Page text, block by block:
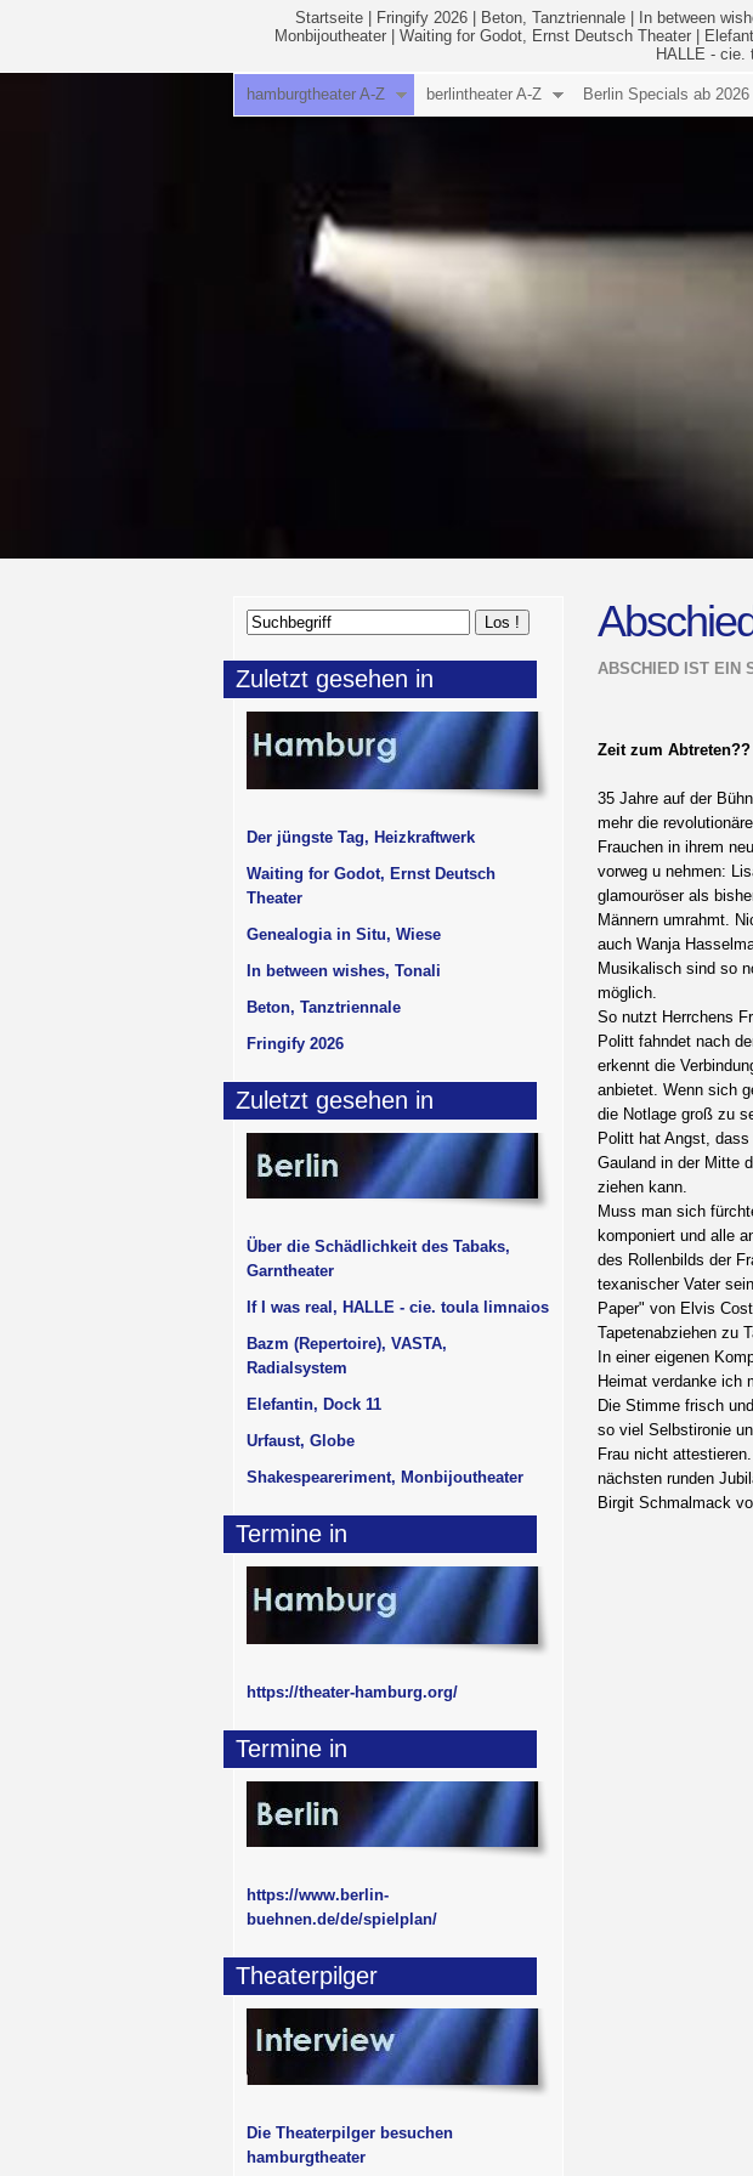
Startseite Fringify 2026 Beton, Tanztriennale In between
Monbijoutheater
Waiting for Godot, Ernst Deutsch Theater
HALLE - cie.
hamburgtheater A-Z berlintheater A-Z Berlin Specials ab 2026
ABSCHIED IST EIN
Zeit zum Abtreten??
35 Jahre auf der
mehr die
Frauchen in ihrem
vorweg u nehmen:
glamouröser als
Männern umrahmt.
auch Wanja
Musikalisch sind so
möglich.
So nutzt Herrchens
Politt fahndet nach
erkennt die
anbietet. Wenn sich
die Notlage groß zu
Politt hat Angst,
Gauland in der Mitte
ziehen kann.
Muss man sich
komponiert und alle
des Rollenbilds der
texanischer Vater
Paper" von Elvis
Tapetenabziehen zu
In einer eigenen
Heimat verdanke ich
Die Stimme frisch
so viel Selbstironie
Frau nicht
nächsten runden
Birgit Schmalmack
Zuletzt gesehen in
Der jüngste Tag, Heizkraftwerk
Waiting for Godot, Ernst Deutsch
Theater
Genealogia in Situ, Wiese
In between wishes, Tonali
Beton, Tanztriennale
Fringify 2026
Zuletzt gesehen in
Über die Schädlichkeit des Tabaks,
Garntheater
If I was real, HALLE - cie. toula limnaios
Bazm (Repertoire), VASTA,
Radialsystem
Elefantin, Dock 11
Urfaust, Globe
Shakespeareriment, Monbijoutheater
Termine in
https://theater-hamburg.org/
Termine in
https://www.berlin-
buehnen.de/de/spielplan/
Theaterpilger
Die Theaterpilger besuchen
hamburgtheater